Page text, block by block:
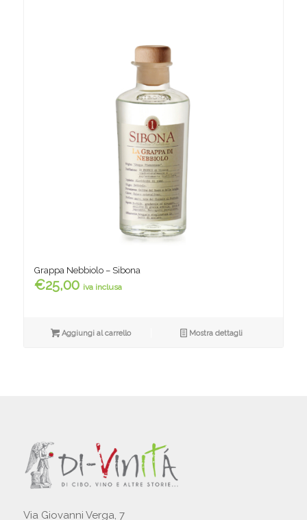
Grappa Nebbiolo – Sibona
€25,00 iva inclusa
Aggiungi al carrello Mostra dettagli
Via Giovanni Verga, 7